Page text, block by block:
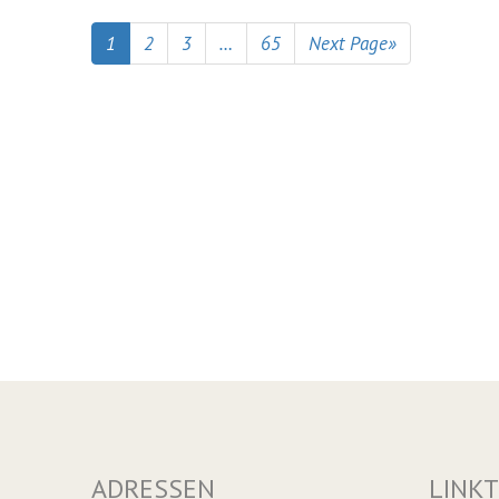
Fassung
1 2 3 … 65 Next Page»
ADRESSEN